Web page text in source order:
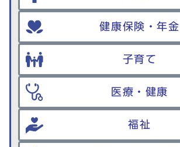
健康保険・年金
子育て
医療・健康
福祉